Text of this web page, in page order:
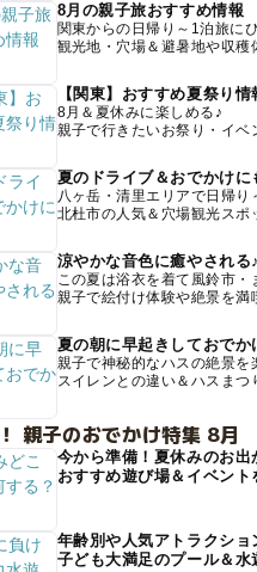
8月の親子旅おすすめ情報
関東からの日帰り～1泊旅に
観光地・穴場＆避暑地や収穫
【関東】おすすめ夏祭り情
8月＆夏休みに楽しめる♪
親子で行きたいお祭り・イベ
夏のドライブ＆おでかけに
八ヶ岳・清里エリアで日帰り
北杜市の人気＆穴場観光スポ
涼やかな音色に癒やされる♪
この夏は浴衣を着て風鈴市・
親子で絵付け体験や絶景を満
夏の朝に早起きしておでか
親子で神秘的なハスの絶景を
スイレンとの違い＆ハスまつ
親子のおでかけ特集 8月
今から準備！夏休みのお出
おすすめ遊び場＆イベント
年齢別や人気アトラクショ
子ども大満足のプール＆水